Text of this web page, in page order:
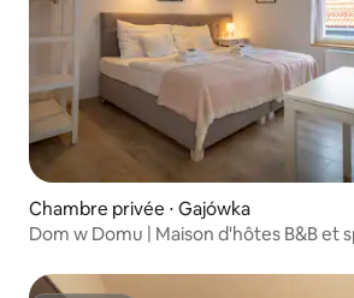
Chambre privée ⋅ Gajówka
Dom w Domu | Maison d'hôtes B&B et